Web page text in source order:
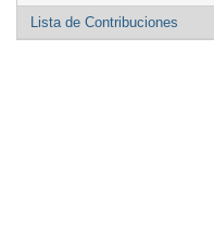
Lista de Contribuciones